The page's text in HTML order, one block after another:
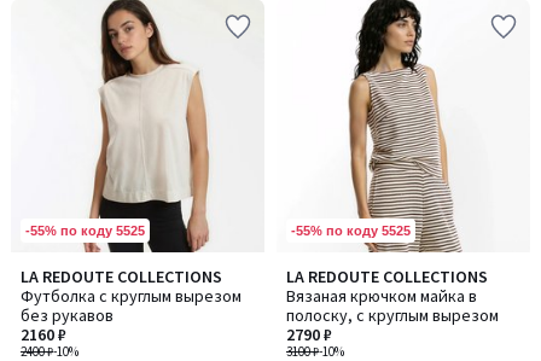
-55% по коду 5525
LA REDOUTE COLLECTIONS
Футболка с круглым вырезом
без рукавов
2400 ₽-10%
2160 ₽
3,3
/ 5
Количество
цветов:
2
-55% по коду 5525
LA REDOUTE COLLECTIONS
Вязаная крючком майка в
полоску, с круглым вырезом
3100 ₽-10%
2790 ₽
4,3
/ 5